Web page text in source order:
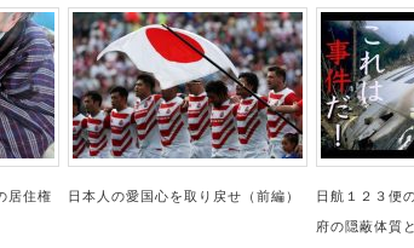
居住権 日本人の愛国心を取り戻せ（前編） 日航１２３便
府の隠蔽体質